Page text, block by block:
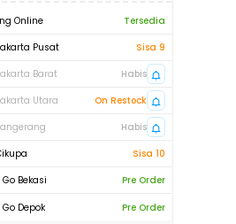
Online
Tersedia
Pusat
Sisa 9
Barat
Habis
Utara
On Restock
Habis
Sisa 10
Go Bekasi
Pre Order
Go Depok Pre Order